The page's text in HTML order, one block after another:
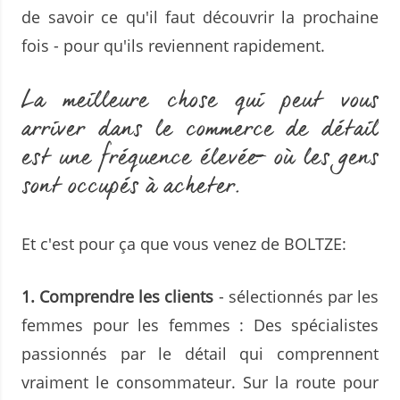
de savoir ce qu'il faut découvrir la prochaine
fois - pour qu'ils reviennent rapidement.
La meilleure chose qui peut vous
arriver dans le commerce de détail
est une fréquence élevée ̶ où les gens
sont occupés à acheter.
Et c'est pour ça que vous venez de BOLTZE:
1. Comprendre les clients - sélectionnés par les
femmes pour les femmes : Des spécialistes
passionnés par le détail qui comprennent
vraiment le consommateur. Sur la route pour